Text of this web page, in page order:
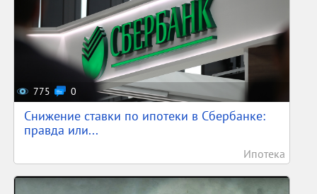
775 0
Снижение ставки по ипотеки в Сбербанке:
правда или...
Ипотека